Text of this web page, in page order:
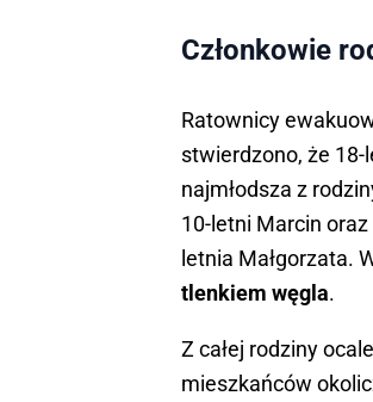
Członkowie
Ratownicy
stwierdzono, że 18-
najmłodsza z
10-letni Marcin
letnia Małgorzata.
tlenkiem węgla.
Z całej rodziny
mieszkańców